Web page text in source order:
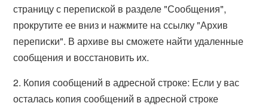
страницу с перепиской в разделе "Сообщения",
прокрутите ее вниз и нажмите на ссылку "Архив
переписки". В архиве вы сможете найти удаленные
сообщения и восстановить их.
2. Копия сообщений в адресной строке: Если у вас
осталась копия сообщений в адресной строке